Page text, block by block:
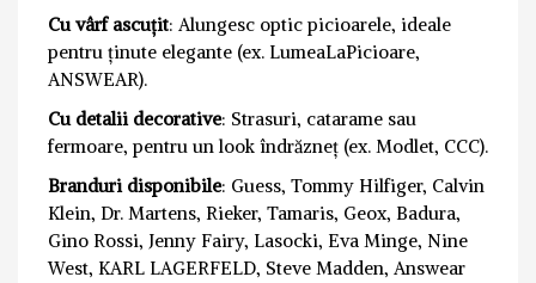
Cu vârf ascuțit: Alungesc optic picioarele, ideale
pentru ținute elegante (ex. LumeaLaPicioare,
ANSWEAR).
Cu detalii decorative: Strasuri, catarame sau
fermoare, pentru un look îndrăzneț (ex. Modlet, CCC).
Branduri disponibile: Guess, Tommy Hilfiger, Calvin
Klein, Dr. Martens, Rieker, Tamaris, Geox, Badura,
Gino Rossi, Jenny Fairy, Lasocki, Eva Minge, Nine
West, KARL LAGERFELD, Steve Madden, Answear